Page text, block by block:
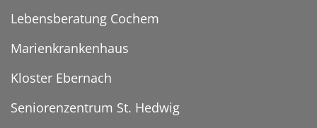
Lebensberatung Cochem
Marienkrankenhaus
Kloster Ebernach
Seniorenzentrum St. Hedwig